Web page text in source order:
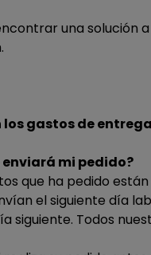
una
los gastos de
enviará mi pedido?
que ha pedido
el siguiente día
siguiente. Todos